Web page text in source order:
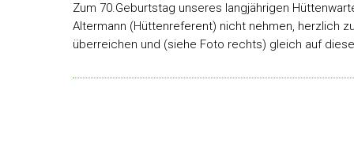
Zum 70.Geburtstag unseres langjährigen
Altermann (Hüttenreferent) nicht nehmen, herzlich
überreichen und (siehe Foto rechts) gleich auf